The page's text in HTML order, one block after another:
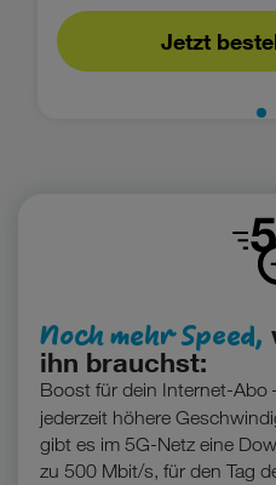
Jetzt
Noch mehr Speed,
ihn brauchst:
Boost für dein Internet-Abo
jederzeit höhere
gibt es im 5G-Netz eine
zu 500 Mbit/s, für den Tag